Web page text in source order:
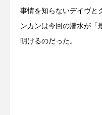
事情を知らないデイヴと
ンカンは今回の潜水が「
明けるのだった。